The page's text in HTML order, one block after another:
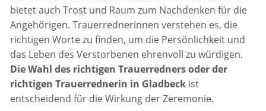
bietet auch Trost und Raum zum Nachdenken für die
Angehörigen. Trauerrednerinnen verstehen es, die
richtigen Worte zu finden, um die Persönlichkeit und
das Leben des Verstorbenen ehrenvoll zu würdigen.
Die Wahl des richtigen Trauerredners oder der
richtigen Trauerrednerin in Gladbeck ist
entscheidend für die Wirkung der Zeremonie.